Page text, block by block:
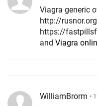
Viagra generic
http://
https://
and Viagra
WilliamBrorm •